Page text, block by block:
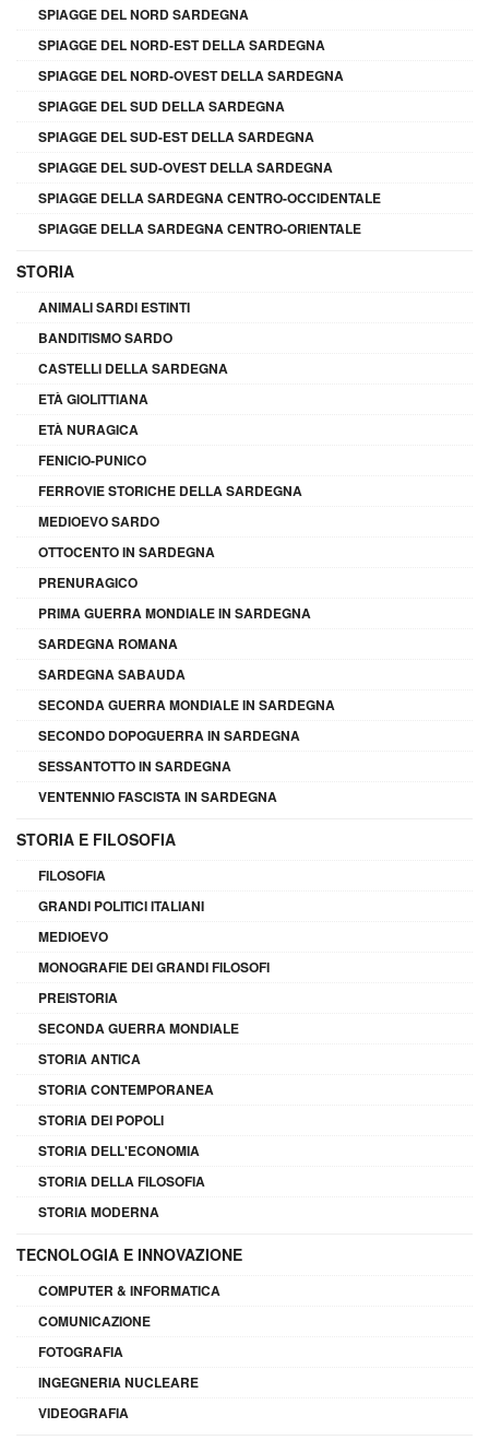
SPIAGGE DEL NORD SARDEGNA
SPIAGGE DEL NORD-EST DELLA SARDEGNA
SPIAGGE DEL NORD-OVEST DELLA SARDEGNA
SPIAGGE DEL SUD DELLA SARDEGNA
SPIAGGE DEL SUD-EST DELLA SARDEGNA
SPIAGGE DEL SUD-OVEST DELLA SARDEGNA
SPIAGGE DELLA SARDEGNA CENTRO-OCCIDENTALE
SPIAGGE DELLA SARDEGNA CENTRO-ORIENTALE
STORIA
ANIMALI SARDI ESTINTI
BANDITISMO SARDO
CASTELLI DELLA SARDEGNA
ETÀ GIOLITTIANA
ETÀ NURAGICA
FENICIO-PUNICO
FERROVIE STORICHE DELLA SARDEGNA
MEDIOEVO SARDO
OTTOCENTO IN SARDEGNA
PRENURAGICO
PRIMA GUERRA MONDIALE IN SARDEGNA
SARDEGNA ROMANA
SARDEGNA SABAUDA
SECONDA GUERRA MONDIALE IN SARDEGNA
SECONDO DOPOGUERRA IN SARDEGNA
SESSANTOTTO IN SARDEGNA
VENTENNIO FASCISTA IN SARDEGNA
STORIA E FILOSOFIA
FILOSOFIA
GRANDI POLITICI ITALIANI
MEDIOEVO
MONOGRAFIE DEI GRANDI FILOSOFI
PREISTORIA
SECONDA GUERRA MONDIALE
STORIA ANTICA
STORIA CONTEMPORANEA
STORIA DEI POPOLI
STORIA DELL'ECONOMIA
STORIA DELLA FILOSOFIA
STORIA MODERNA
TECNOLOGIA E INNOVAZIONE
COMPUTER & INFORMATICA
COMUNICAZIONE
FOTOGRAFIA
INGEGNERIA NUCLEARE
VIDEOGRAFIA